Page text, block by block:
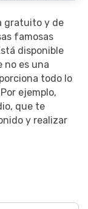
gratuito y de
famosas
disponible
no es una
todo lo
ejemplo,
que te
y realizar